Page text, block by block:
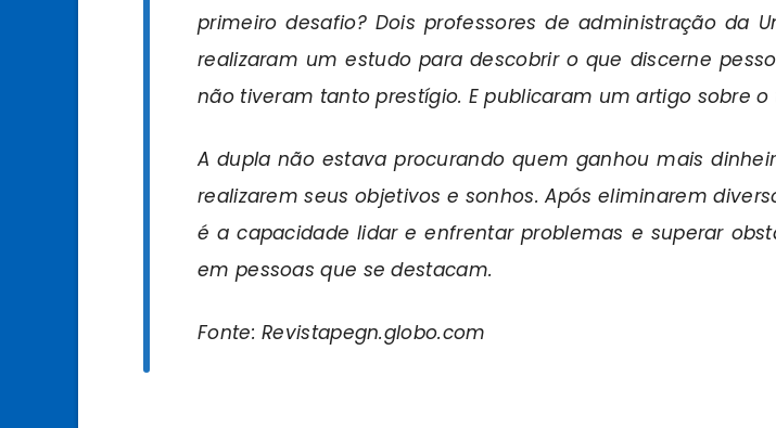
primeiro desafio? Dois professores de administração da
realizaram um estudo para descobrir o que discerne
não tiveram tanto prestígio. E publicaram um artigo sobre
A dupla não estava procurando quem ganhou mais
realizarem seus objetivos e sonhos. Após eliminarem
é a capacidade lidar e enfrentar problemas e superar
em pessoas que se destacam.
Fonte: Revistapegn.globo.com